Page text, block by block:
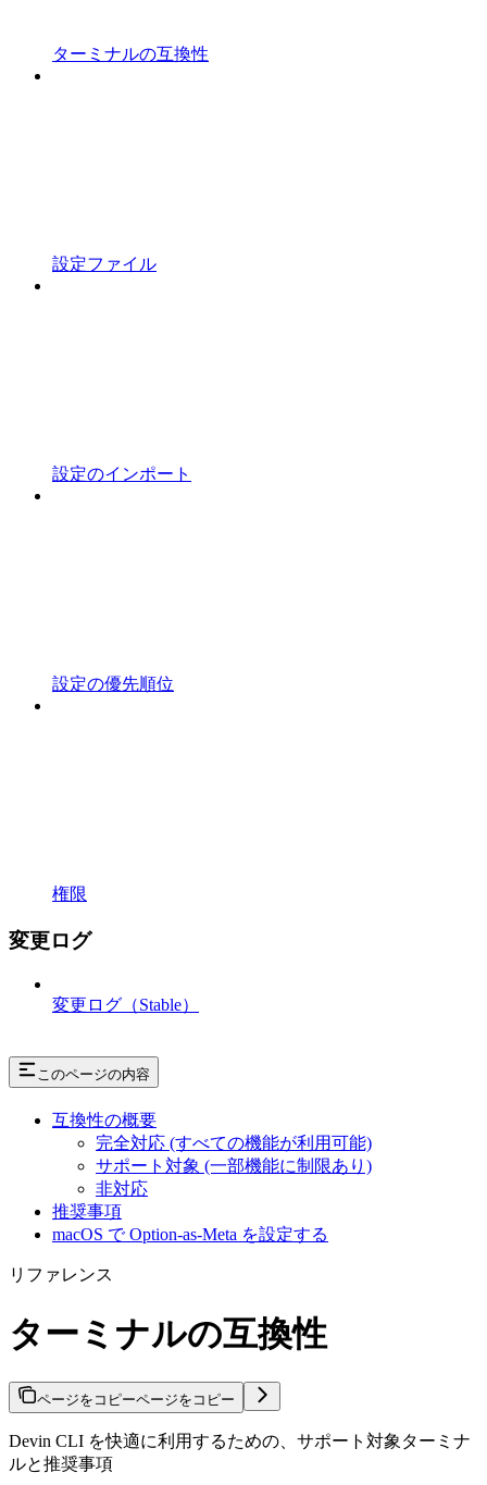
ターミナルの互換性
設定ファイル
設定のインポート
設定の優先順位
権限
変更ログ
変更ログ（Stable）
このページの内容
互換性の概要
完全対応 (すべての機能が利用可能)
サポート対象 (一部機能に制限あり)
非対応
推奨事項
macOS で Option-as-Meta を設定する
リファレンス
ターミナルの互換性
ページをコピーページをコピー
Devin CLI を快適に利用するための、サポート対象ターミナ
ルと推奨事項